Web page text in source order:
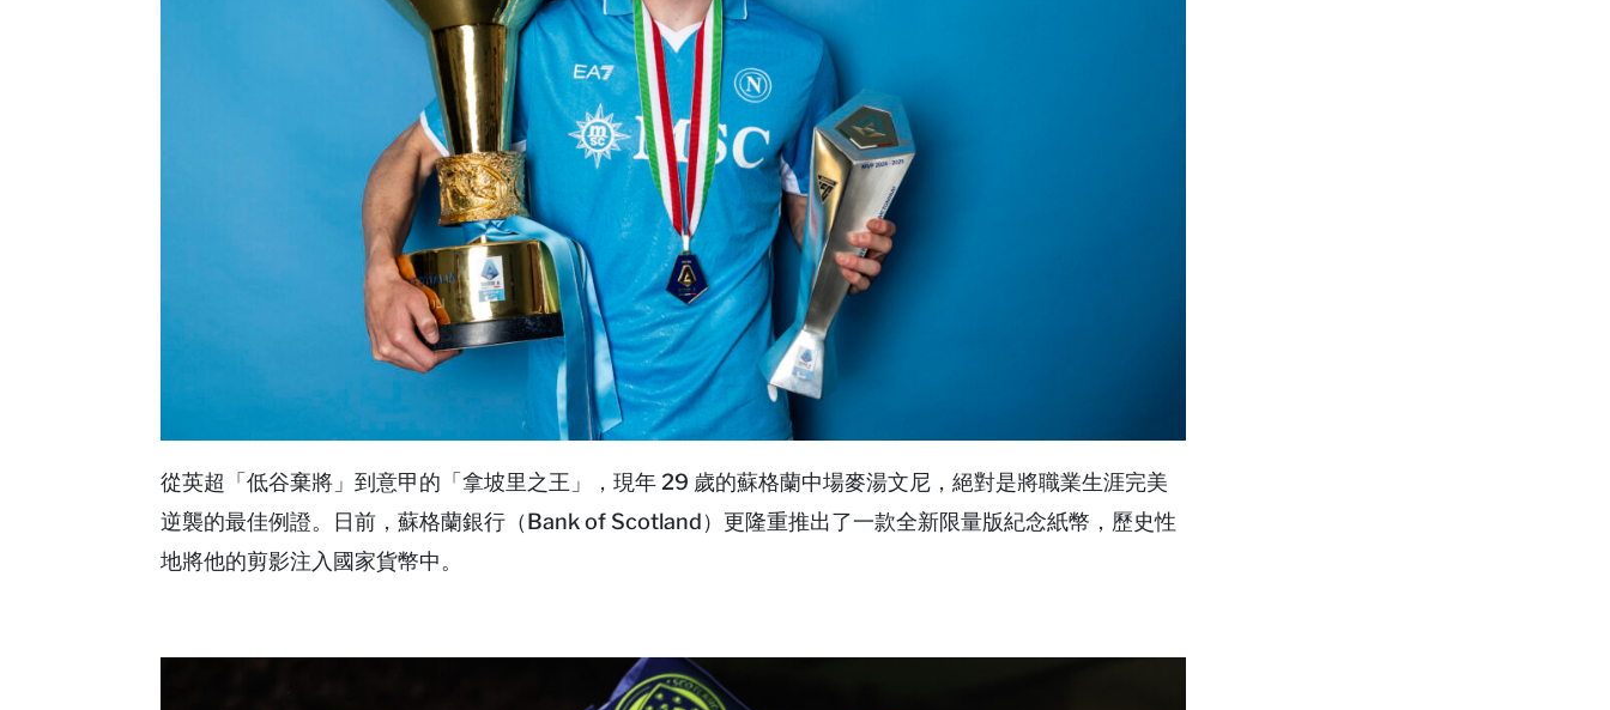
從英超「低谷棄將」到意甲的「拿坡里之王」，現年 29 歲的蘇格蘭中場麥湯文尼，絕對是將職業生涯完美
逆襲的最佳例證。日前，蘇格蘭銀行（Bank of Scotland）更隆重推出了一款全新限量版紀念紙幣，歷史性
地將他的剪影注入國家貨幣中。